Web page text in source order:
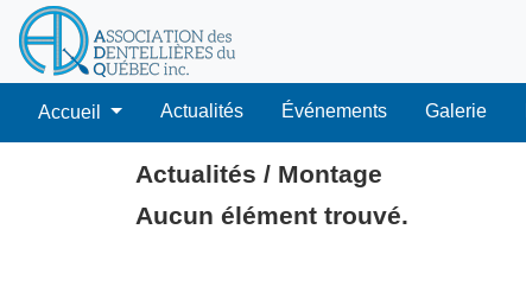
Accueil Actualités Événements Galerie
Actualités / Montage
Aucun élément trouvé.